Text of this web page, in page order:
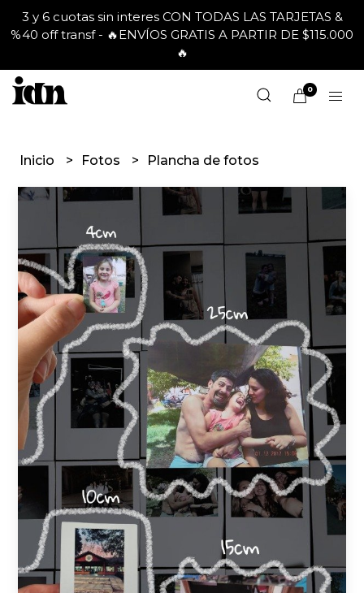
3 y 6 cuotas sin interes CON TODAS LAS TARJETAS &
%40 off transf - 🔥ENVÍOS GRATIS A PARTIR DE $115.000
🔥
0
Inicio Fotos Plancha de fotos